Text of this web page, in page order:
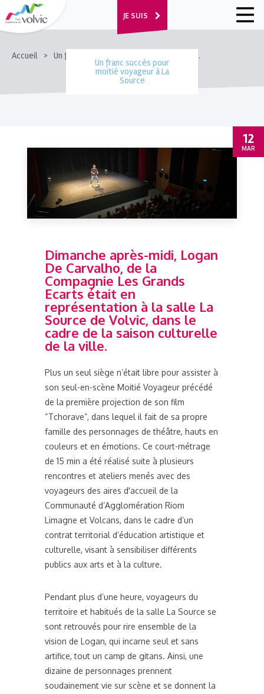
JE SUIS
FIL
D'ARIANE
Accueil Un franc succès pour moitié voyageur à La Source
Un franc succès pour
moitié voyageur à La
Source
12
MAR
Dimanche après-midi, Logan
De Carvalho, de la
Compagnie Les Grands
Ecarts était en
représentation à la salle La
Source de Volvic, dans le
cadre de la saison culturelle
de la ville.
Plus un seul siège n’était libre pour assister à
son seul-en-scène Moitié Voyageur précédé
de la première projection de son film
“Tchorave”, dans lequel il fait de sa propre
famille des personnages de théâtre, hauts en
couleurs et en émotions. Ce court-métrage
de 15 min a été réalisé suite à plusieurs
rencontres et ateliers menés avec des
voyageurs des aires d'accueil de la
Communauté d’Agglomération Riom
Limagne et Volcans, dans le cadre d’un
contrat territorial d’éducation artistique et
culturelle, visant à sensibiliser différents
publics aux arts et à la culture.
Pendant plus d’une heure, voyageurs du
territoire et habitués de la salle La Source se
sont retrouvés pour rire ensemble de la
vision de Logan, qui incarne seul et sans
artifice, tout un camp de gitans. Ainsi, une
dizaine de personnages prennent
soudainement vie sur scène et se donnent la